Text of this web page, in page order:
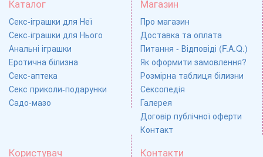
Каталог
Секс-іграшки для Неї
Секс-іграшки для Нього
Анальні іграшки
Еротична білизна
Секс-аптека
Секс приколи-подарунки
Садо-мазо
Магазин
Про магазин
Доставка та оплата
Питання - Відповіді (F.A.Q.)
Як оформити замовлення?
Розмірна таблиця білизни
Сексопедія
Галерея
Договір публічної оферти
Контакт
Користувач Контакти